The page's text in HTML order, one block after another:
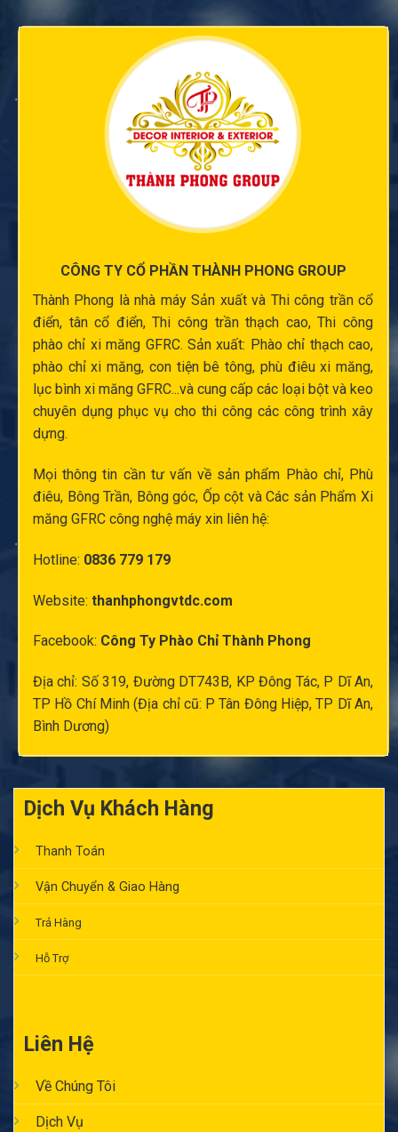
CÔNG TY CỔ PHẦN THÀNH PHONG GROUP
Thành Phong là nhà máy Sản xuất và Thi công trần cổ
điển, tân cổ điển,Thi công trần thạch cao,Thi công
phào chỉ xi măng GFRC. Sản xuất: Phào chỉ thạch cao,
phào chỉ xi măng, con tiện bê tông, phù điêu xi măng,
lục bình xi măng GFRC...và cung cấp các loại bột và keo
chuyên dụng phục vụ cho thi công các công trình xây
dựng.
Mọi thông tin cần tư vấn về sản phẩm Phào chỉ, Phù
điêu, Bông Trần, Bông góc, Ốp cột và Các sản Phẩm Xi
măng GFRC công nghệ máy xin liên hệ:
Hotline: 0836 779 179
Website: thanhphongvtdc.com
Facebook: Công Ty Phào Chỉ Thành Phong
Địa chỉ: Số 319, Đường DT743B, KP Đông Tác, P Dĩ An,
TP Hồ Chí Minh (Địa chỉ cũ: P Tân Đông Hiệp, TP Dĩ An,
Bình Dương)
Dịch Vụ Khách Hàng
Thanh Toán
Vận Chuyển & Giao Hàng
Trả Hàng
Hỗ Trợ
Liên Hệ
Về Chúng Tôi
Dịch Vụ